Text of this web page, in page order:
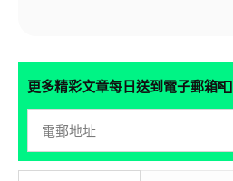
更多精彩文章每日送到電子郵箱📮